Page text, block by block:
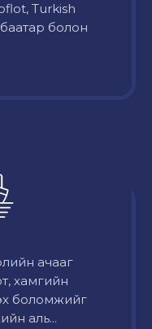
Turkish
болон
ачааг
хамгийн
боломжийг
аль...